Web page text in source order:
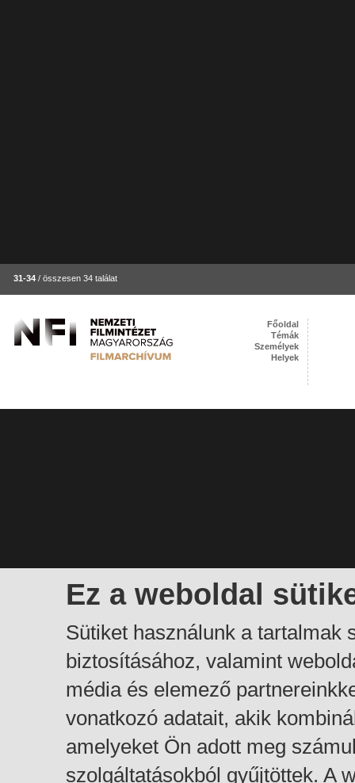
31-34 / összesen 34 találat
Ez a weboldal
Sütiket használunk a tartalmak
biztosításához, valamint
média és elemező
vonatkozó adatait, akik
amelyeket Ön adott meg
szolgáltatásokból gyűjtöttek. A
Főoldal
Témák
Személyek
Helyek